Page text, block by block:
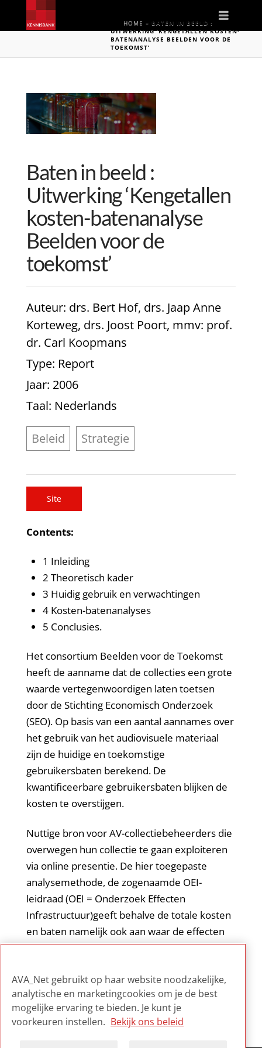
HOME » BATEN IN BEELD :
UITWERKING ‘KENGETALLEN KOSTEN-
BATENANALYSE BEELDEN VOOR DE
TOEKOMST’
Baten in beeld :
Uitwerking ‘Kengetallen
kosten-batenanalyse
Beelden voor de
toekomst’
Auteur: drs. Bert Hof, drs. Jaap Anne
Korteweg, drs. Joost Poort, mmv: prof.
dr. Carl Koopmans
Type: Report
Jaar: 2006
Taal: Nederlands
Beleid Strategie
Site
Contents:
1 Inleiding
2 Theoretisch kader
3 Huidig gebruik en verwachtingen
4 Kosten-batenanalyses
5 Conclusies.
Het consortium Beelden voor de Toekomst
heeft de aanname dat de collecties een grote
waarde vertegenwoordigen laten toetsen
door de Stichting Economisch Onderzoek
(SEO). Op basis van een aantal aannames over
het gebruik van het audiovisuele materiaal
zijn de huidige en toekomstige
gebruikersbaten berekend. De
kwantificeerbare gebruikersbaten blijken de
kosten te overstijgen.
Nuttige bron voor AV-collectiebeheerders die
overwegen hun collectie te gaan exploiteren
via online presentie. De hier toegepaste
analysemethode, de zogenaamde OEI-
leidraad (OEI = Onderzoek Effecten
Infrastructuur)geeft behalve de totale kosten
en baten namelijk ook aan waar de effecten
terechtkomen: bij gebruikers,
consortium.
AVA_Net gebruikt op haar website noodzakelijke,
analytische en marketingcookies om je de best
mogelijke ervaring te bieden. Je kunt je
voorkeuren instellen. Bekijk ons beleid